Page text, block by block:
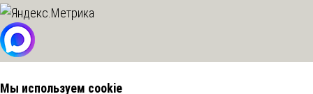
Мы используем cookie